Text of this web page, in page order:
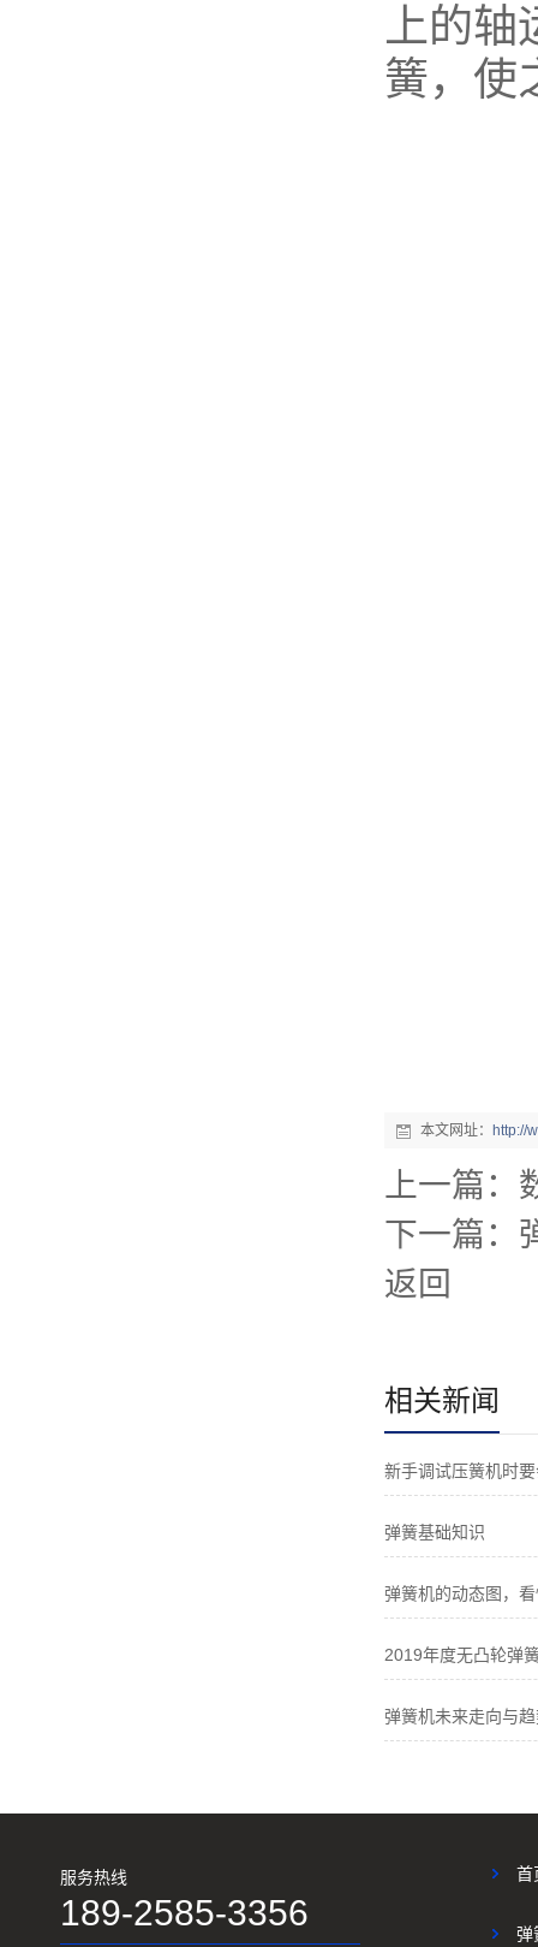
上的轴
簧，使
本文网址： http://
上一篇：
下一篇：
返回
相关新闻
新手调试压簧机时
弹簧基础知识
弹簧机的动态图，
2019年度无凸轮弹
弹簧机未来走向与
服务热线
189-2585-3356
首
弹